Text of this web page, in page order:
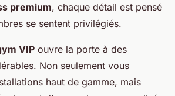
premium, chaque détail est pensé
se sentent privilégiés.
VIP ouvre la porte à des
Non seulement vous
haut de gamme, mais